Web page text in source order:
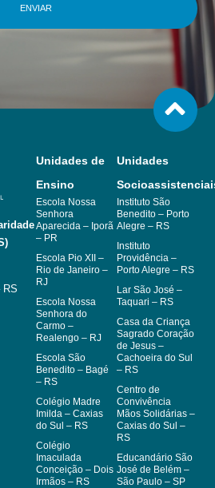
ENVIAR
RS
Unidades de
Ensino
Escola Nossa
Senhora
Aparecida – Iporã
– PR
Escola Pio XII –
Rio de Janeiro –
RJ
Escola Nossa
Senhora do
Carmo –
Realengo – RJ
Escola São
Benedito – Bagé
– RS
Colégio Madre
Imilda – Caxias
do Sul – RS
Colégio
Imaculada
Conceição – Dois
Irmãos – RS
Unidades
Instituto São
Benedito – Porto
Alegre – RS
Instituto
Providência –
Porto Alegre – RS
Lar São José –
Taquari – RS
Casa da Criança
Sagrado Coração
de Jesus –
Cachoeira do Sul
– RS
Centro de
Convivência
Mãos Solidárias –
Caxias do Sul –
RS
Educandário São
José de Belém –
São Paulo – SP